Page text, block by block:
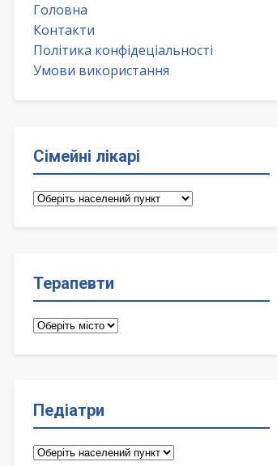
Головна
Контакти
Політика конфідеціальності
Умови використання
Сімейні лікарі
Сімейні
Терапевти
Терапевти
Педіатри
Педіатри